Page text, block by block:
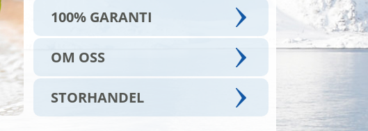
100% GARANTI
OM OSS
STORHANDEL